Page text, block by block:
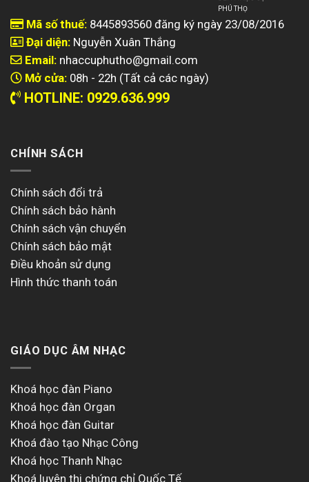
Mã số thuế: 8445893560 đăng ký ngày 23/08/2016
Đại diện: Nguyễn Xuân Thắng
Email: nhaccuphutho@gmail.com
Mở cửa: 08h - 22h (Tất cả các ngày)
HOTLINE: 0929.636.999
CHÍNH SÁCH
Chính sách đổi trả
Chính sách bảo hành
Chính sách vận chuyển
Chính sách bảo mật
Điều khoản sử dụng
Hình thức thanh toán
GIÁO DỤC ÂM NHẠC
Khoá học đàn Piano
Khoá học đàn Organ
Khoá học đàn Guitar
Khoá đào tạo Nhạc Công
Khoá học Thanh Nhạc
Khoá luyện thi chứng chỉ Quốc Tế